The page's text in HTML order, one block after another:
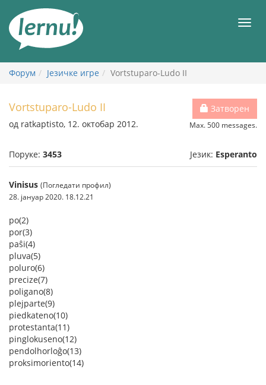
садржају
Форум Језичке игре Vortstuparo-Ludo II
Затворен
Max. 500 messages.
Vortstuparo-Ludo II
од ratkaptisto, 12. октобар 2012.
Поруке: 3453 Језик: Esperanto
Vinisus (Погледати профил)
28. јануар 2020. 18.12.21
po(2)
por(3)
paŝi(4)
pluva(5)
poluro(6)
precize(7)
poligano(8)
plejparte(9)
piedkateno(10)
protestanta(11)
pinglokuseno(12)
pendolhorloĝo(13)
proksimoriento(14)